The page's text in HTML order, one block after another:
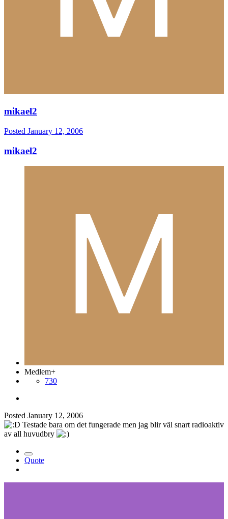
mikael2
Posted January 12, 2006
mikael2
Medlem+
730
Posted January 12, 2006
Testade bara om det fungerade men jag blir väl snart radioaktiv
av all huvudbry
Quote